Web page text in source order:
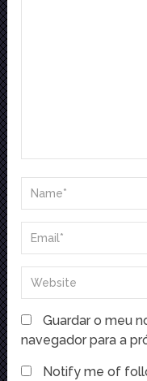
Guardar o meu
navegador para a
Notify me of